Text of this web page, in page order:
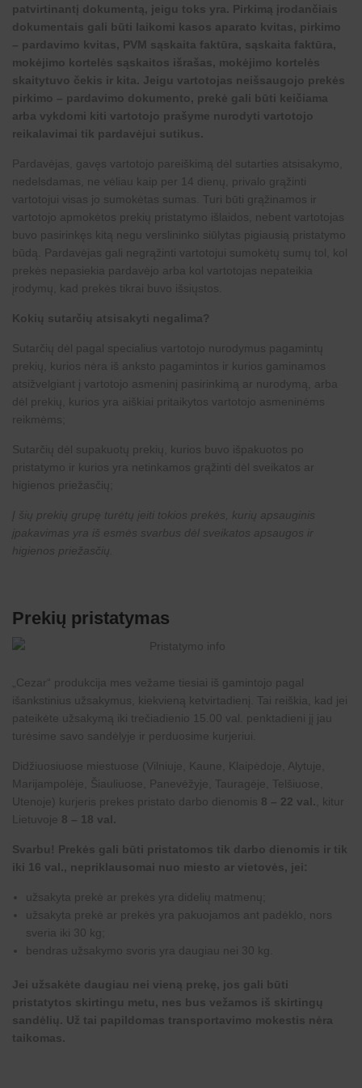
patvirtinantį dokumentą, jeigu toks yra. Pirkimą įrodančiais
dokumentais gali būti laikomi kasos aparato kvitas, pirkimo
– pardavimo kvitas, PVM sąskaita faktūra, sąskaita faktūra,
mokėjimo kortelės sąskaitos išrašas, mokėjimo kortelės
skaitytuvo čekis ir kita. Jeigu vartotojas neišsaugojo prekės
pirkimo – pardavimo dokumento, prekė gali būti keičiama
arba vykdomi kiti vartotojo prašyme nurodyti vartotojo
reikalavimai tik pardavėjui sutikus.
Pardavėjas, gavęs vartotojo pareiškimą dėl sutarties atsisakymo,
nedelsdamas, ne vėliau kaip per 14 dienų, privalo grąžinti
vartotojui visas jo sumokėtas sumas. Turi būti grąžinamos ir
vartotojo apmokėtos prekių pristatymo išlaidos, nebent vartotojas
buvo pasirinkęs kitą negu verslininko siūlytas pigiausią pristatymo
būdą. Pardavėjas gali negrąžinti vartotojui sumokėtų sumų tol, kol
prekės nepasiekia pardavėjo arba kol vartotojas nepateikia
įrodymų, kad prekės tikrai buvo išsiųstos.
Kokių sutarčių atsisakyti negalima?
Sutarčių dėl pagal specialius vartotojo nurodymus pagamintų
prekių, kurios nėra iš anksto pagamintos ir kurios gaminamos
atsižvelgiant į vartotojo asmeninį pasirinkimą ar nurodymą, arba
dėl prekių, kurios yra aiškiai pritaikytos vartotojo asmeninėms
reikmėms;
Sutarčių dėl supakuotų prekių, kurios buvo išpakuotos po
pristatymo ir kurios yra netinkamos grąžinti dėl sveikatos ar
higienos priežasčių;
Į šių prekių grupę turėtų įeiti tokios prekės, kurių apsauginis
įpakavimas yra iš esmės svarbus dėl sveikatos apsaugos ir
higienos priežasčių.
Prekių pristatymas
„Cezar “ produkcija mes vežame tiesiai iš gamintojo pagal
išankstinius užsakymus, kiekvieną ketvirtadienį. Tai reiškia, kad jei
pateikėte užsakymą iki trečiadienio 15.00 val. penktadieni jį jau
turėsime savo sandėlyje ir perduosime kurjeriui.
Didžiuosiuose miestuose (Vilniuje, Kaune, Klaipėdoje, Alytuje,
Marijampolėje, Šiauliuose, Panevėžyje, Tauragėje, Telšiuose,
Utenoje) kurjeris prekes pristato darbo dienomis 8 – 22 val. , kitur
Lietuvoje 8 – 18 val.
Svarbu! Prekės gali būti pristatomos tik darbo dienomis ir tik
iki 16 val., nepriklausomai nuo miesto ar vietovės, jei:
užsakyta prekė ar prekės yra didelių matmenų;
užsakyta prekė ar prekės yra pakuojamos ant padėklo, nors
sveria iki 30 kg;
bendras užsakymo svoris yra daugiau nei 30 kg.
Jei užsakėte daugiau nei vieną prekę, jos gali būti
pristatytos skirtingu metu, nes bus vežamos iš skirtingų
sandėlių. Už tai papildomas transportavimo mokestis nėra
taikomas.